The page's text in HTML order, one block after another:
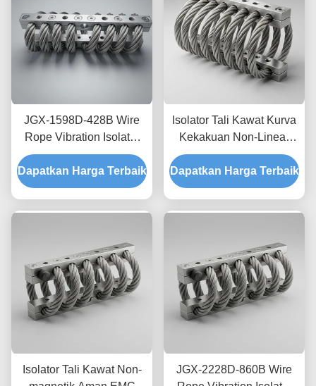
JGX-1598D-428B Wire
Rope Vibration Isolator
Fungus Chemical
Washdown Resistant
Stainless Steel Isolation
Dapatkan Harga Terbaik
Isolator Tali Kawat Kurva
Kekakuan Non-Linear
JGX-2228D-665B
Pemasangan Semua
Logam Ramah
Dapatkan Harga Terbaik
Isolator Tali Kawat Non-
JGX-2228D-860B Wire